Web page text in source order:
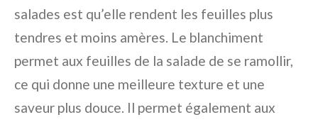
salades est qu’elle rendent les feuilles plus
tendres et moins amères. Le blanchiment
permet aux feuilles de la salade de se ramollir,
ce qui donne une meilleure texture et une
saveur plus douce. Il permet également aux